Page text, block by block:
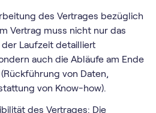
des Vertrages bezüglich
Vertrag muss nicht nur das
Laufzeit detailliert
auch die Abläufe am Ende
von Daten,
von Know-how).
des Vertrages: Die